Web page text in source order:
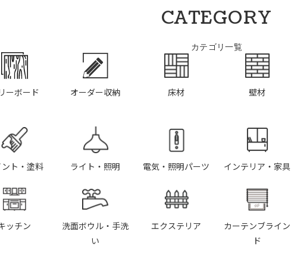
CATEGORY
カテゴリ一覧
ーボード オーダー収納 床材 壁材
ト・塗料 ライト・照明 電気・照明パーツ インテリア・家具
ッチン
洗面ボウル・手洗
い
エクステリア
カーテンブライン
ド